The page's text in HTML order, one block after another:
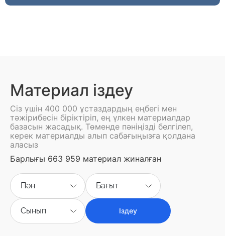
Материал іздеу
Сіз үшін 400 000 ұстаздардың еңбегі мен
тәжірибесін біріктіріп, ең үлкен материалдар
базасын жасадық. Төменде пәніңізді белгілеп,
керек материалды алып сабағыңызға қолдана
аласыз
Барлығы 663 959 материал жиналған
Пән Бағыт
Сынып Іздеу